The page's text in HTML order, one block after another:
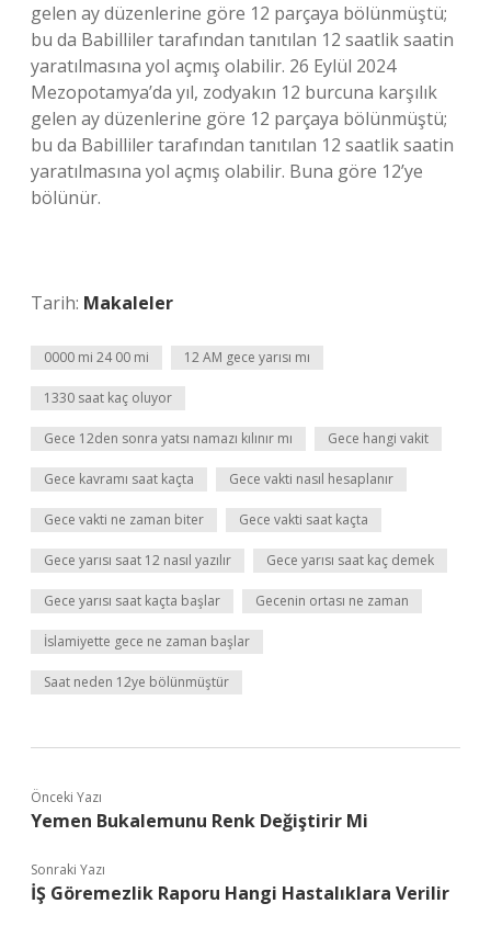
gelen ay düzenlerine göre 12 parçaya bölünmüştü;
bu da Babilliler tarafından tanıtılan 12 saatlik saatin
yaratılmasına yol açmış olabilir. 26 Eylül 2024
Mezopotamya’da yıl, zodyakın 12 burcuna karşılık
gelen ay düzenlerine göre 12 parçaya bölünmüştü;
bu da Babilliler tarafından tanıtılan 12 saatlik saatin
yaratılmasına yol açmış olabilir. Buna göre 12’ye
bölünür.
Tarih: Makaleler
0000 mi 24 00 mi 12 AM gece yarısı mı
1330 saat kaç oluyor
Gece 12den sonra yatsı namazı kılınır mı Gece hangi vakit
Gece kavramı saat kaçta Gece vakti nasıl hesaplanır
Gece vakti ne zaman biter Gece vakti saat kaçta
Gece yarısı saat 12 nasıl yazılır Gece yarısı saat kaç demek
Gece yarısı saat kaçta başlar Gecenin ortası ne zaman
İslamiyette gece ne zaman başlar
Saat neden 12ye bölünmüştür
Önceki Yazı
Yemen Bukalemunu Renk Değiştirir Mi
Sonraki Yazı
İŞ Göremezlik Raporu Hangi Hastalıklara Verilir